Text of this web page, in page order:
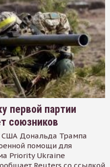
первой партии
союзников
США Дональда Трампа
помощи для
Priority Ukraine